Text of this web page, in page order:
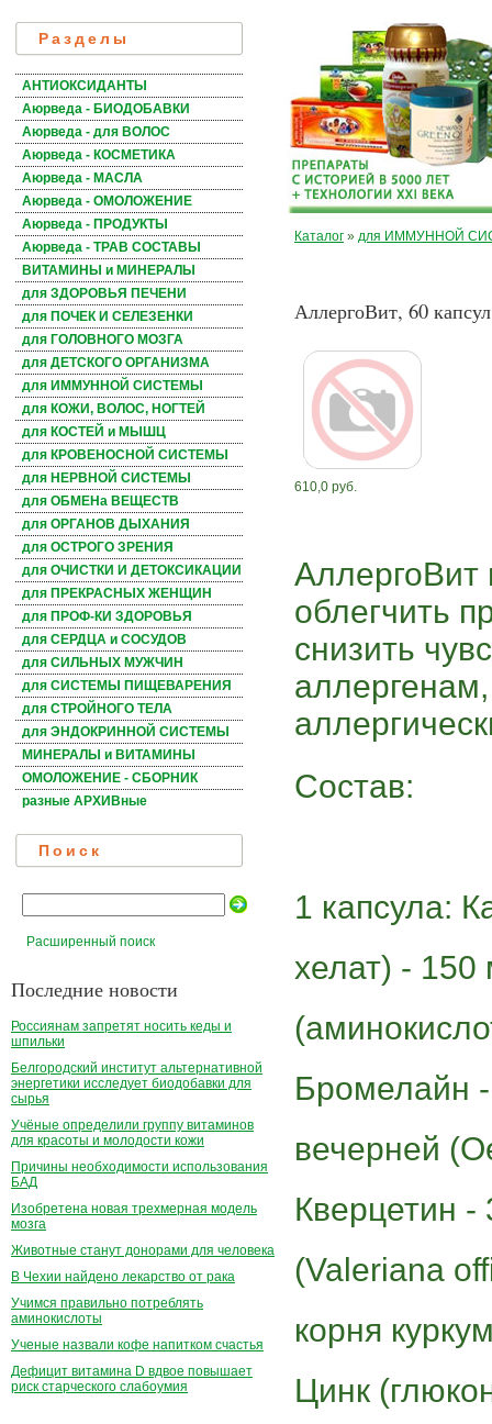
Разделы
АНТИОКСИДАНТЫ
Аюрведа - БИОДОБАВКИ
Аюрведа - для ВОЛОС
Аюрведа - КОСМЕТИКА
Аюрведа - МАСЛА
Аюрведа - ОМОЛОЖЕНИЕ
Аюрведа - ПРОДУКТЫ
Аюрведа - ТРАВ СОСТАВЫ
ВИТАМИНЫ и МИНЕРАЛЫ
для ЗДОРОВЬЯ ПЕЧЕНИ
для ПОЧЕК И СЕЛЕЗЕНКИ
для ГОЛОВНОГО МОЗГА
для ДЕТСКОГО ОРГАНИЗМА
для ИММУННОЙ СИСТЕМЫ
для КОЖИ, ВОЛОС, НОГТЕЙ
для КОСТЕЙ и МЫШЦ
для КРОВЕНОСНОЙ СИСТЕМЫ
для НЕРВНОЙ СИСТЕМЫ
для ОБМЕНа ВЕЩЕСТВ
для ОРГАНОВ ДЫХАНИЯ
для ОСТРОГО ЗРЕНИЯ
для ОЧИСТКИ И ДЕТОКСИКАЦИИ
для ПРЕКРАСНЫХ ЖЕНЩИН
для ПРОФ-КИ ЗДОРОВЬЯ
для СЕРДЦА и СОСУДОВ
для СИЛЬНЫХ МУЖЧИН
для СИСТЕМЫ ПИЩЕВАРЕНИЯ
для СТРОЙНОГО ТЕЛА
для ЭНДОКРИННОЙ СИСТЕМЫ
МИНЕРАЛЫ и ВИТАМИНЫ
ОМОЛОЖЕНИЕ - СБОРНИК
разные АРХИВные
Поиск
Расширенный поиск
Последние новости
Россиянам запретят носить кеды и
шпильки
Белгородский институт альтернативной
энергетики исследует биодобавки для
сырья
Учёные определили группу витаминов
для красоты и молодости кожи
Причины необходимости использования
БАД
Изобретена новая трехмерная модель
мозга
Животные станут донорами для человека
В Чехии найдено лекарство от рака
Учимся правильно потреблять
аминокислоты
Ученые назвали кофе напитком счастья
Дефицит витамина D вдвое повышает
риск старческого слабоумия
Каталог » для ИММУННОЙ
АллергоВит, 60 капсул
610,0 руб.
АллергоВит
облегчить
снизить
Состав:
1 капсула:
хелат) - 150
Бромелайн
вечерней
Кверцетин -
(Valeriana
корня
Цинк